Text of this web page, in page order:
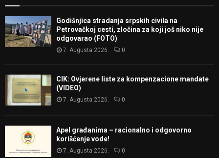
Godišnjica stradanja srpskih civila na
Petrovačkoj cesti, zločina za koji još niko nije
odgovarao (FOTO)
7. Augusta 2026. 0
CIK: Ovjerene liste za kompenzacione mandate
(VIDEO)
7. Augusta 2026. 0
Apel građanima – racionalno i odgovorno
korišćenje vode!
7. Augusta 2026. 0